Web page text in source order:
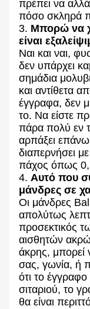
πρέπει να
πόσο σκληρά
3. Μπορώ να
είναι
Ναι και ναι,
δεν υπάρχει
σημάδια
και αντίθετα
έγγραφα, δεν
το. Να είστε
πάρα πολύ εν
αρπάξει
διαπερνήσει
πάχος όπως
4. Αυτό που
μάνδρες σε
Οι μάνδρες
απολύτως
προσεκτικός
αισθητών
άκρης, μπορεί
σας, γωνία, ή
ότι το
σιταριού, το
θα είναι